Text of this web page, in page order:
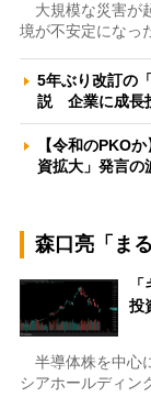
大規模な災害が
境が不安定になっ
5年ぶり改訂の
説 企業に成長
【令和のPKO
資拡大」発言
森口亮「ま
投
半導体株を中心
シアホールディン